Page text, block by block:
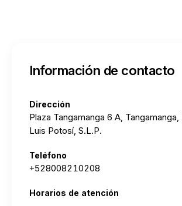
Información de contacto
Dirección
Plaza Tangamanga 6 A,
Luis Potosí, S.L.P.
Teléfono
+528008210208
Horarios de atención